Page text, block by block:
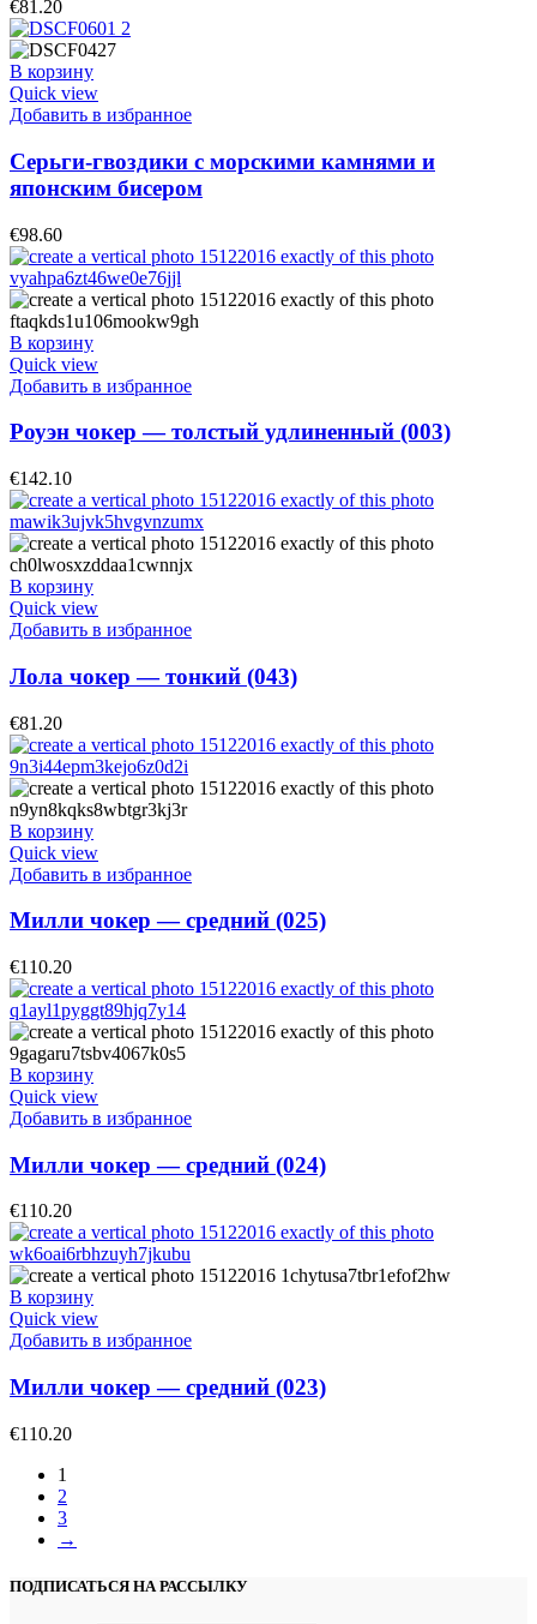
€81.20
В корзину
Quick view
Добавить в избранное
Серьги-гвоздики с морскими камнями и
японским бисером
€98.60
В корзину
Quick view
Добавить в избранное
Роуэн чокер — толстый удлиненный (003)
€142.10
В корзину
Quick view
Добавить в избранное
Лола чокер — тонкий (043)
€81.20
В корзину
Quick view
Добавить в избранное
Милли чокер — средний (025)
€110.20
В корзину
Quick view
Добавить в избранное
Милли чокер — средний (024)
€110.20
В корзину
Quick view
Добавить в избранное
Милли чокер — средний (023)
€110.20
1
2
3
→
ПОДПИСАТЬСЯ НА РАССЫЛКУ